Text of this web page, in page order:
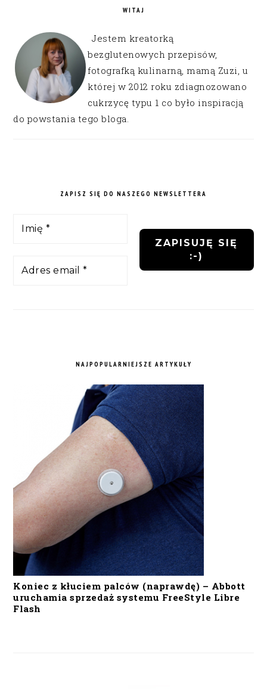
WITAJ
Jestem kreatorką
bezglutenowych przepisów,
fotografką kulinarną, mamą Zuzi, u
której w 2012 roku zdiagnozowano
cukrzycę typu 1 co było inspiracją
do powstania tego bloga.
ZAPISZ SIĘ DO NASZEGO NEWSLETTERA
NAJPOPULARNIEJSZE ARTYKUŁY
Koniec z kłuciem palców (naprawdę) – Abbott
uruchamia sprzedaż systemu FreeStyle Libre
Flash